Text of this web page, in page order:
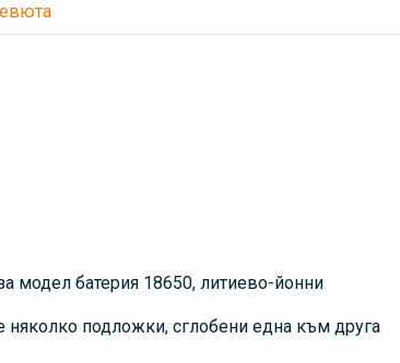
модел батерия 18650, литиево-йонни
няколко подложки, сглобени една към друга